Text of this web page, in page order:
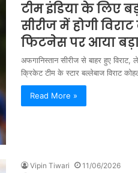
टीम इंडिया के लिए
सीरीज में होगी
फिटनेस पर आया
अफगानिस्तान सीरीज से बाहर हुए
क्रिकेट टीम के स्टार बल्लेबाज विराट
Read More »
Vipin Tiwari 11/06/2026